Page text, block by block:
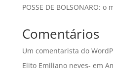
POSSE DE BOLSONARO:
Comentários
Um comentarista do
Elito Emiliano neves- em